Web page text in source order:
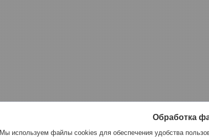
Обработка
Мы используем файлы cookies для обеспечения удобства